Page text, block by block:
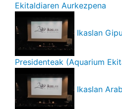
Ekitaldiaren Aurkezpena
Ikaslan
Presidenteak (Aquarium
Ikaslan